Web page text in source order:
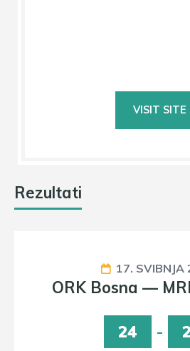
Rezultati
17. SVIBNJA
ORK Bosna —
24 -